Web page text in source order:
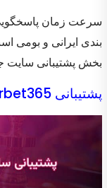
سرعت زمان
بندی ایرانی و
بخش پشتیبانی
پشتیبانی irbet365